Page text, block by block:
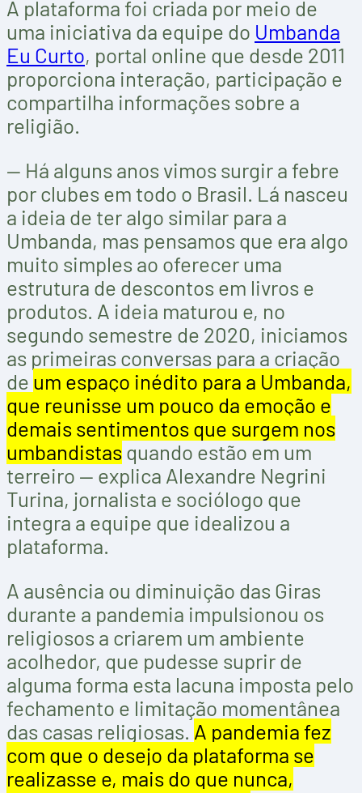
A plataforma foi criada por meio de
uma iniciativa da equipe do Umbanda
Eu Curto, portal online que desde 2011
proporciona interação, participação e
compartilha informações sobre a
religião.
— Há alguns anos vimos surgir a febre
por clubes em todo o Brasil. Lá nasceu
a ideia de ter algo similar para a
Umbanda, mas pensamos que era algo
muito simples ao oferecer uma
estrutura de descontos em livros e
produtos. A ideia maturou e, no
segundo semestre de 2020, iniciamos
as primeiras conversas para a criação
de um espaço inédito para a Umbanda,
que reunisse um pouco da emoção e
demais sentimentos que surgem nos
umbandistasquando estão em um
terreiro — explica Alexandre Negrini
Turina, jornalista e sociólogo que
integra a equipe que idealizou a
plataforma.
A ausência ou diminuição das Giras
durante a pandemia impulsionou os
religiosos a criarem um ambiente
acolhedor, que pudesse suprir de
alguma forma esta lacuna imposta pelo
fechamento e limitação momentânea
das casas religiosas. A pandemia fez
com que o desejo da plataforma se
realizasse e, mais do que nunca,